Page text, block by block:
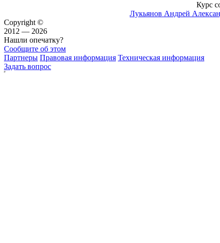
Курс
Лукьянов Андрей
Copyright ©
2012 — 2026
Нашли опечатку?
Сообщите об этом
Партнеры Правовая информация Техническая информация
Задать вопрос